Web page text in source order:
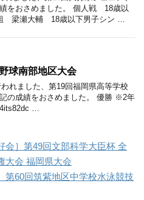
をおさめました。 個人戦 18歳以
梁瀬大輔 18歳以下男子シン …
球南部地区大会
れました、第19回福岡県高等学校
の成績をおさめました。 優勝 ※2年
…
会］第49回文部科学大臣杯 全
大会 福岡県大会
第60回筑紫地区中学校水泳競技